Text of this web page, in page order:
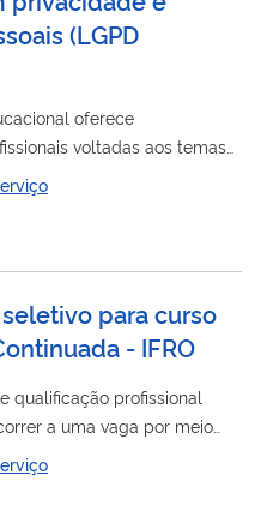
(LGPD
voltadas aos temas
(P&PDP) e LGPD.
para curso
- IFRO
qualificação profissional
a uma vaga por meio